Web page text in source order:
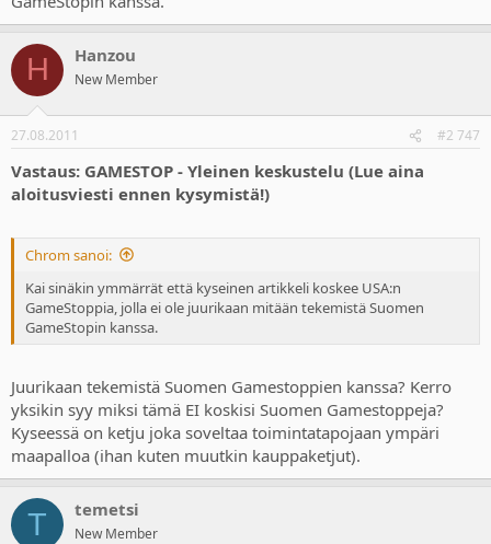
H Hanzou
New Member
27.08.2011 #2 747
Vastaus: GAMESTOP - Yleinen keskustelu (Lue aina
aloitusviesti ennen kysymistä!)
Chrom sanoi:
Kai sinäkin ymmärrät että kyseinen artikkeli koskee USA:n
GameStoppia, jolla ei ole juurikaan mitään tekemistä Suomen
GameStopin kanssa.
Juurikaan tekemistä Suomen Gamestoppien kanssa? Kerro
yksikin syy miksi tämä EI koskisi Suomen Gamestoppeja?
Kyseessä on ketju joka soveltaa toimintatapojaan ympäri
maapalloa (ihan kuten muutkin kauppaketjut).
T temetsi
New Member